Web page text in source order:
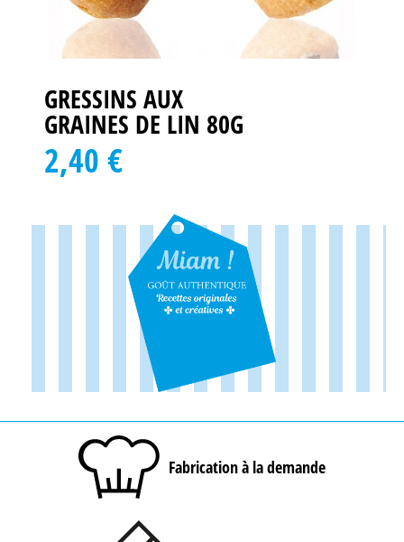
GRESSINS AUX
GRAINES DE LIN 80G
2,40 €
Fabrication à la demande